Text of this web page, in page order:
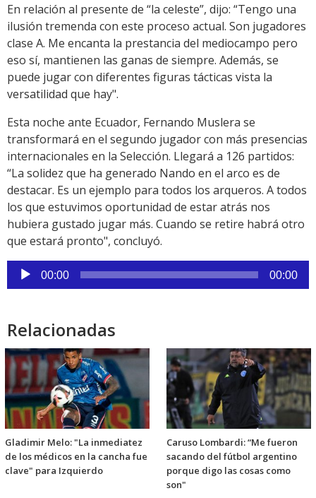
En relación al presente de “la celeste”, dijo: “Tengo una
ilusión tremenda con este proceso actual. Son jugadores
clase A. Me encanta la prestancia del mediocampo pero
eso sí, mantienen las ganas de siempre. Además, se
puede jugar con diferentes figuras tácticas vista la
versatilidad que hay".
Esta noche ante Ecuador, Fernando Muslera se
transformará en el segundo jugador con más presencias
internacionales en la Selección. Llegará a 126 partidos:
“La solidez que ha generado Nando en el arco es de
destacar. Es un ejemplo para todos los arqueros. A todos
los que estuvimos oportunidad de estar atrás nos
hubiera gustado jugar más. Cuando se retire habrá otro
que estará pronto", concluyó.
Reproductor
de
00:00 00:00
Relacionadas
Gladimir Melo: "La inmediatez
de los médicos en la cancha fue
clave" para Izquierdo
Caruso Lombardi: “Me fueron
sacando del fútbol argentino
porque digo las cosas como
son"